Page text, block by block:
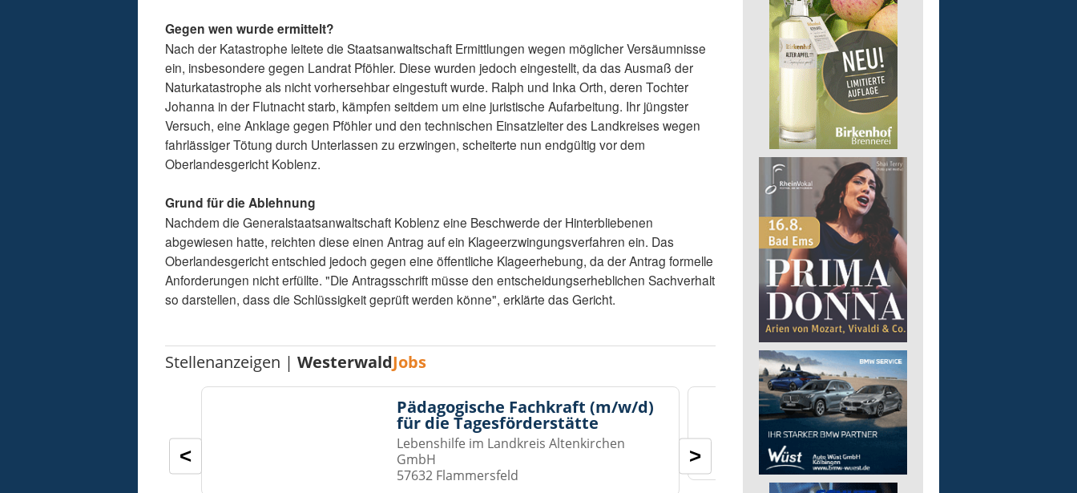
Gegen wen wurde ermittelt?
Nach der Katastrophe leitete die Staatsanwaltschaft Ermittlungen wegen möglicher Versäumnisse
ein, insbesondere gegen Landrat Pföhler. Diese wurden jedoch eingestellt, da das Ausmaß der
Naturkatastrophe als nicht vorhersehbar eingestuft wurde. Ralph und Inka Orth, deren Tochter
Johanna in der Flutnacht starb, kämpfen seitdem um eine juristische Aufarbeitung. Ihr jüngster
Versuch, eine Anklage gegen Pföhler und den technischen Einsatzleiter des Landkreises wegen
fahrlässiger Tötung durch Unterlassen zu erzwingen, scheiterte nun endgültig vor dem
Oberlandesgericht Koblenz.
Grund für die Ablehnung
Nachdem die Generalstaatsanwaltschaft Koblenz eine Beschwerde der Hinterbliebenen
abgewiesen hatte, reichten diese einen Antrag auf ein Klageerzwingungsverfahren ein. Das
Oberlandesgericht entschied jedoch gegen eine öffentliche Klageerhebung, da der Antrag formelle
Anforderungen nicht erfüllte. "Die Antragsschrift müsse den entscheidungserheblichen Sachverhalt
so darstellen, dass die Schlüssigkeit geprüft werden könne", erklärte das Gericht.
Stellenanzeigen |WesterwaldJobs
Pädagogische Fachkraft (m/w/d)
für die Tagesförderstätte
Lebenshilfe im Landkreis Altenkirchen
GmbH
57632 Flammersfeld
Kita - Assistenz (m/w/d)
Lebenshilfe im Landkreis
< >